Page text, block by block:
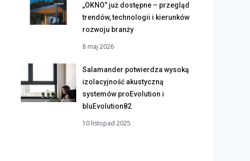
„OKNO” już dostępne – przegląd
trendów, technologii i kierunków
rozwoju branży
8 maj 2026
Salamander potwierdza wysoką
izolacyjność akustyczną
systemów proEvolution i
bluEvolution82
10 listopad 2025